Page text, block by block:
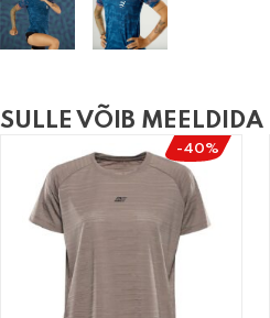
SULLE VÕIB MEELDIDA
-40%